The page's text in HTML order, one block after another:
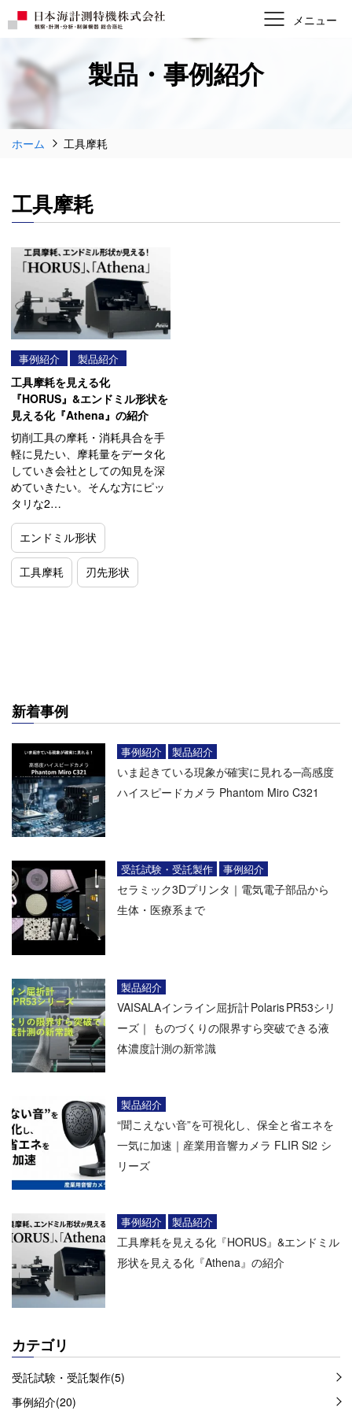
製品・事例紹介
ホーム 工具摩耗
工具摩耗
事例紹介 製品紹介
工具摩耗を見える化
『HORUS』&エンドミル形状を
見える化『Athena』の紹介
切削工具の摩耗・消耗具合を手
軽に見たい、摩耗量をデータ化
していき会社としての知見を深
めていきたい。そんな方にピッ
タリな2…
エンドミル形状
工具摩耗 刃先形状
新着事例
事例紹介 製品紹介
いま起きている現象が確実に見れる─高感度
ハイスピードカメラ Phantom Miro C321
受託試験・受託製作 事例紹介
セラミック3Dプリンタ｜電気電子部品から
生体・医療系まで
製品紹介
VAISALAインライン屈折計 Polaris PR53シリ
ーズ｜ ものづくりの限界すら突破できる液
体濃度計測の新常識
製品紹介
“聞こえない音”を可視化し、保全と省エネを
一気に加速｜産業用音響カメラ FLIR Si2 シ
リーズ
事例紹介 製品紹介
工具摩耗を見える化『HORUS』&エンドミル
形状を見える化『Athena』の紹介
カテゴリ
受託試験・受託製作(5)
事例紹介(20)